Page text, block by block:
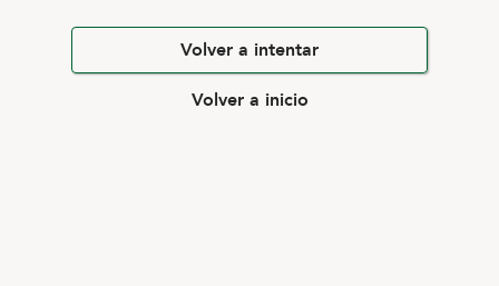
Volver a intentar
Volver a inicio